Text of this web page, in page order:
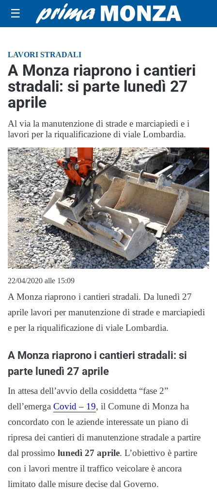
☰
LAVORI STRADALI
A Monza riaprono i cantieri
stradali: si parte lunedì 27
aprile
Al via la manutenzione di strade e marciapiedi e i
lavori per la riqualificazione di viale Lombardia.
22/04/2020 alle 15:09
A Monza riaprono i cantieri stradali. Da lunedì 27
aprile lavori per manutenzione di strade e marciapiedi
e per la riqualificazione di viale Lombardia.
A Monza riaprono i cantieri stradali: si
parte lunedì 27 aprile
In attesa dell’avvio della cosiddetta “fase 2”
dell’emerga Covid – 19, il Comune di Monza ha
concordato con le aziende interessate un piano di
ripresa dei cantieri di manutenzione stradale a partire
dal prossimo lunedì 27 aprile. L’obiettivo è partire
con i lavori mentre il traffico veicolare è ancora
limitato dalle misure decise dal Governo.